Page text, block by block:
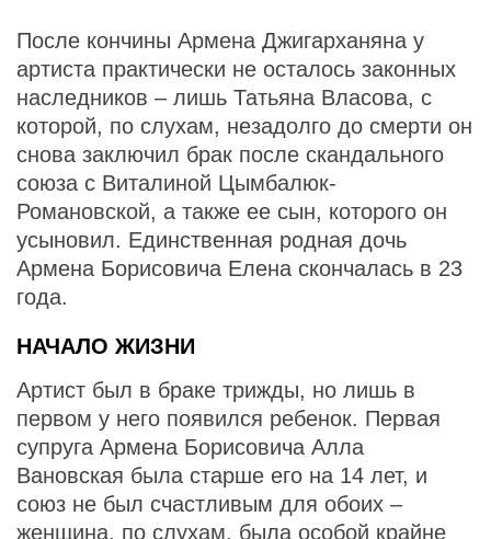
После кончины Армена Джигарханяна у
артиста практически не осталось законных
наследников – лишь Татьяна Власова, с
которой, по слухам, незадолго до смерти он
снова заключил брак после скандального
союза с Виталиной Цымбалюк-
Романовской, а также ее сын, которого он
усыновил. Единственная родная дочь
Армена Борисовича Елена скончалась в 23
года.
НАЧАЛО ЖИЗНИ
Артист был в браке трижды, но лишь в
первом у него появился ребенок. Первая
супруга Армена Борисовича Алла
Вановская была старше его на 14 лет, и
союз не был счастливым для обоих –
женщина, по слухам, была особой крайне